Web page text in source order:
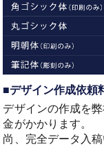
（ペ
ス
ト
ー
リ
ー）」
■デザイン作成依頼
デザインの作成を
金がかかります。
尚、完全データ入